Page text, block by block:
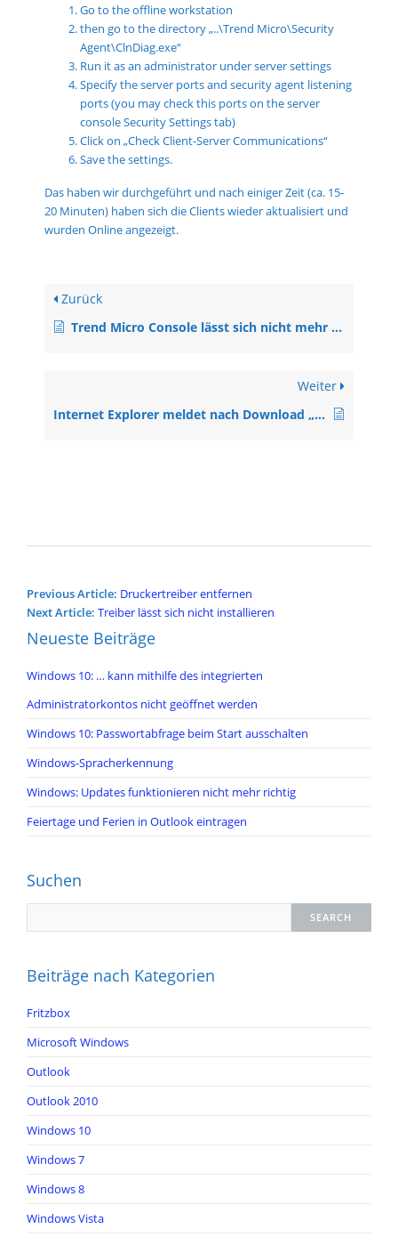
Go to the offline workstation
then go to the directory „..\Trend Micro\Security
Agent\ClnDiag.exe“
Run it as an administrator under server settings
Specify the server ports and security agent listening
ports (you may check this ports on the server
console Security Settings tab)
Click on „Check Client-Server Communications“
Save the settings.
Das haben wir durchgeführt und nach einiger Zeit (ca. 15-
20 Minuten) haben sich die Clients wieder aktualisiert und
wurden Online angezeigt.
Zurück
Trend Micro Console lässt sich nicht mehr öffnen.
Weiter
Internet Explorer meldet nach Download „Datei enthielt einen Virus und wurde gelöscht!“
Post
navigation
Previous Article: Druckertreiber entfernen
Next Article: Treiber lässt sich nicht installieren
Neueste Beiträge
Windows 10: … kann mithilfe des integrierten
Administratorkontos nicht geöffnet werden
Windows 10: Passwortabfrage beim Start ausschalten
Windows-Spracherkennung
Windows: Updates funktionieren nicht mehr richtig
Feiertage und Ferien in Outlook eintragen
Suchen
Beiträge nach Kategorien
Fritzbox
Microsoft Windows
Outlook
Outlook 2010
Windows 10
Windows 7
Windows 8
Windows Vista